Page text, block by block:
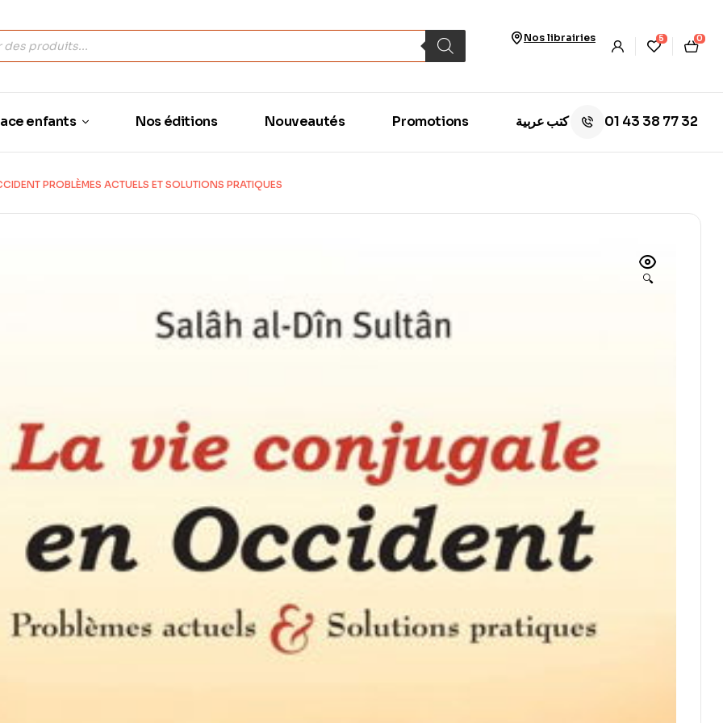
Nos librairies 5 0
enfants Nos éditions Nouveautés Promotions كتب عربية 01 43 38 77 32
PROBLÈMES ACTUELS ET SOLUTIONS PRATIQUES
🔍